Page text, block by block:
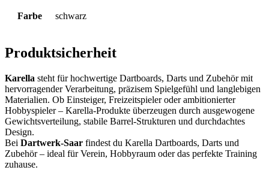
Farbe schwarz
Produktsicherheit
Karella steht für hochwertige Dartboards, Darts und Zubehör mit
hervorragender Verarbeitung, präzisem Spielgefühl und langlebigen
Materialien. Ob Einsteiger, Freizeitspieler oder ambitionierter
Hobbyspieler – Karella-Produkte überzeugen durch ausgewogene
Gewichtsverteilung, stabile Barrel-Strukturen und durchdachtes
Design.
Bei Dartwerk-Saar findest du Karella Dartboards, Darts und
Zubehör – ideal für Verein, Hobbyraum oder das perfekte Training
zuhause.